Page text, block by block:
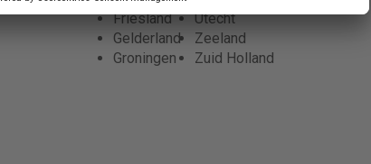
Friesland
Gelderland
Groningen
Utecht
Zeeland
Zuid Holland